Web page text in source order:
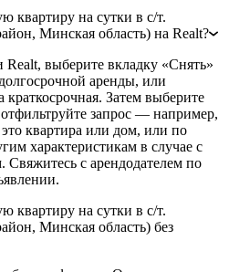
квартиру на сутки в с/т.
Минская область) на Realt?
выберите вкладку «Снять»
аренды, или
Затем выберите
запрос — например,
квартира или дом, или по
характеристикам в случае с
с арендодателем по
квартиру на сутки в с/т.
Минская область) без